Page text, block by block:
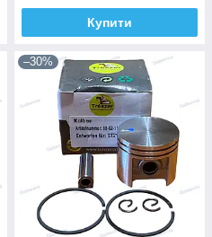
Купити
–30%